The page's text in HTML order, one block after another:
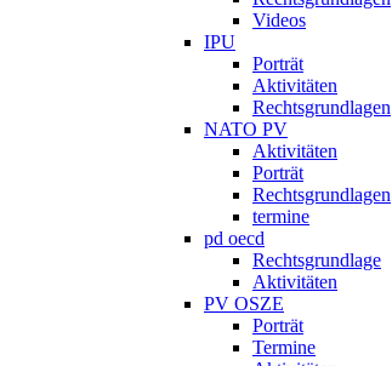
Videos
IPU
Porträt
Aktivitäten
Rechtsgrundlagen
NATO PV
Aktivitäten
Porträt
Rechtsgrundlagen
termine
pd oecd
Rechtsgrundlage
Aktivitäten
PV OSZE
Porträt
Termine